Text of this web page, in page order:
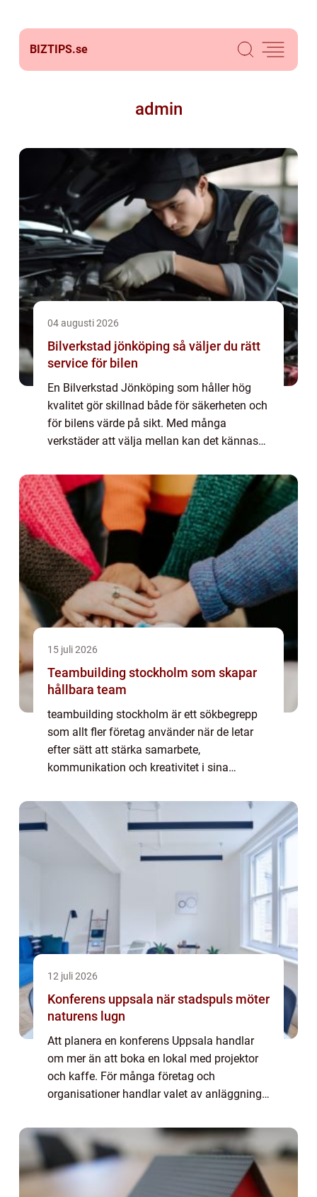
BIZTIPS.se
admin
04 augusti 2026
Bilverkstad jönköping så väljer du rätt
service för bilen
En Bilverkstad Jönköping som håller hög
kvalitet gör skillnad både för säkerheten och
för bilens värde på sikt. Med många
verkstäder att välja mellan kan det kännas
jobb och vem som bara lockar med låga
pri...
15 juli 2026
Teambuilding stockholm som skapar
hållbara team
teambuilding stockholm är ett sökbegrepp
som allt fler företag använder när de letar
efter sätt att stärka samarbete,
kommunikation och kreativitet i sina
av snabba förändringar, hybridarbete och
hög belastni...
12 juli 2026
Konferens uppsala när stadspuls möter
naturens lugn
Att planera en konferens Uppsala handlar
om mer än att boka en lokal med projektor
och kaffe. För många företag och
organisationer handlar valet av anläggning
möjligheten att komma bort en stund från
vardagens tem...